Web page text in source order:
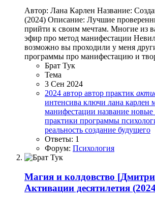
Автор: Лана Карлен Название:
(2024) Описание: Лучшие
прийти к своим мечтам. Многие из
эфир про метод манифестации
возможно вы проходили у меня
программы про манифестацию и
Брат Тук
Тема
3 Сен 2024
2024 автор автор практик
интенсива ключи лана карлен
манифестации название новые
практики программы
реальность создание будущего
Ответы: 1
Форум: Психология
Магия и колдовство
Активации десятилетия